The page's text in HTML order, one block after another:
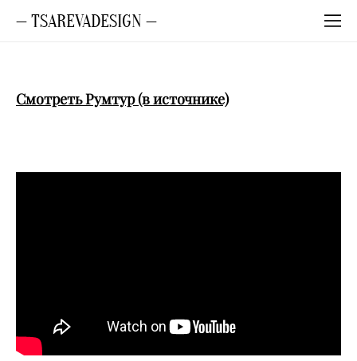
— TSAREVADESIGN —
Смотреть Румтур (в источнике)